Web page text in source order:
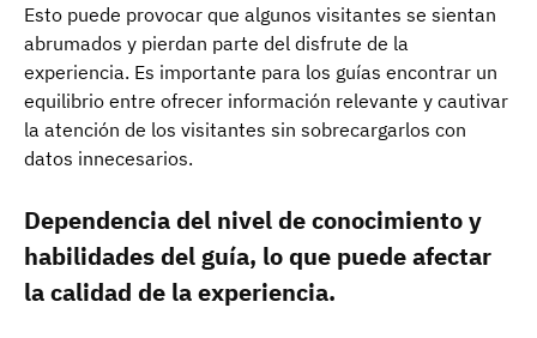
Esto puede provocar que algunos visitantes se sientan
abrumados y pierdan parte del disfrute de la
experiencia. Es importante para los guías encontrar un
equilibrio entre ofrecer información relevante y cautivar
la atención de los visitantes sin sobrecargarlos con
datos innecesarios.
Dependencia del nivel de conocimiento y
habilidades del guía, lo que puede afectar
la calidad de la experiencia.